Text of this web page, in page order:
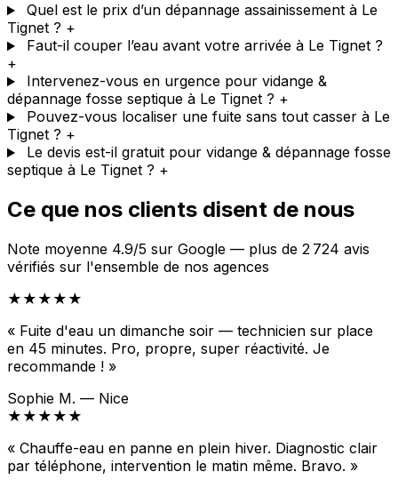
Quel est le prix d’un dépannage assainissement à Le
Tignet ? +
Faut-il couper l’eau avant votre arrivée à Le Tignet ?
+
Intervenez-vous en urgence pour vidange &
dépannage fosse septique à Le Tignet ? +
Pouvez-vous localiser une fuite sans tout casser à Le
Tignet ? +
Le devis est-il gratuit pour vidange & dépannage fosse
septique à Le Tignet ? +
Ce que nos clients disent de nous
Note moyenne 4.9/5 sur Google — plus de 2 724 avis
vérifiés sur l'ensemble de nos agences
★★★★★
« Fuite d'eau un dimanche soir — technicien sur place
en 45 minutes. Pro, propre, super réactivité. Je
recommande ! »
Sophie M. — Nice
★★★★★
« Chauffe-eau en panne en plein hiver. Diagnostic clair
par téléphone, intervention le matin même. Bravo. »